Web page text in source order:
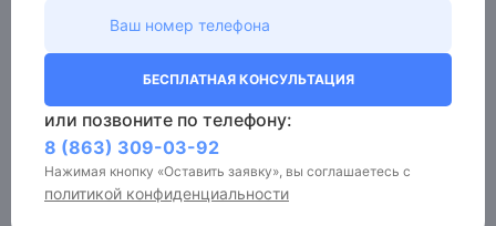
БЕСПЛАТНАЯ КОНСУЛЬТАЦИЯ
или позвоните по телефону:
8 (863) 309-03-92
Нажимая кнопку «Оставить заявку», вы соглашаетесь с
политикой конфиденциальности